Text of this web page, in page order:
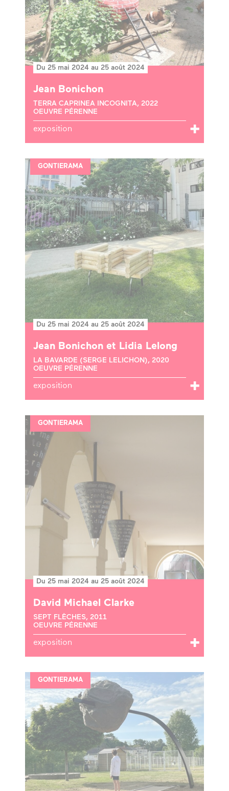
Du 25 mai 2024 au 25 août 2024
Jean Bonichon
TERRA CAPRINEA INCOGNITA, 2022
OEUVRE PÉRENNE
exposition
GONTIERAMA
Du 25 mai 2024 au 25 août 2024
Jean Bonichon et Lidia Lelong
LA BAVARDE (SERGE LELICHON), 2020
OEUVRE PÉRENNE
exposition
GONTIERAMA
Du 25 mai 2024 au 25 août 2024
David Michael Clarke
SEPT FLÈCHES, 2011
OEUVRE PÉRENNE
exposition
GONTIERAMA